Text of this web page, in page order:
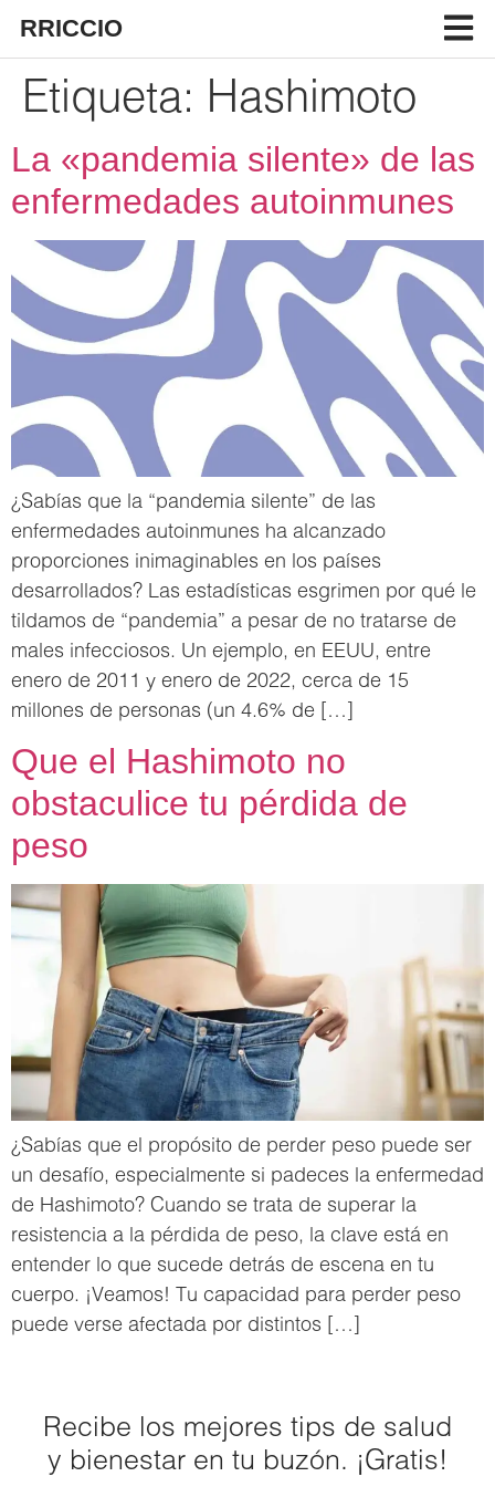
RRICCIO
Etiqueta: Hashimoto
La «pandemia silente» de las
enfermedades autoinmunes
¿Sabías que la “pandemia silente” de las
enfermedades autoinmunes ha alcanzado
proporciones inimaginables en los países
desarrollados? Las estadísticas esgrimen por qué le
tildamos de “pandemia” a pesar de no tratarse de
males infecciosos. Un ejemplo, en EEUU, entre
enero de 2011 y enero de 2022, cerca de 15
millones de personas (un 4.6% de […]
Que el Hashimoto no
obstaculice tu pérdida de
peso
¿Sabías que el propósito de perder peso puede ser
un desafío, especialmente si padeces la enfermedad
de Hashimoto? Cuando se trata de superar la
resistencia a la pérdida de peso, la clave está en
entender lo que sucede detrás de escena en tu
cuerpo. ¡Veamos! Tu capacidad para perder peso
puede verse afectada por distintos […]
Recibe los mejores tips de salud
y bienestar en tu buzón. ¡Gratis!